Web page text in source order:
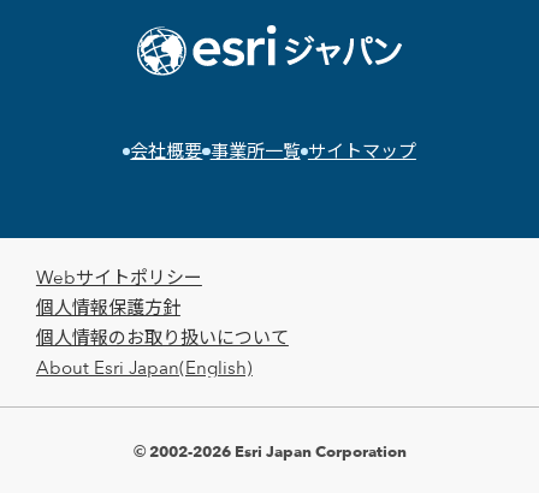
会社概要 事業所一覧 サイトマップ
Webサイトポリシー
個人情報保護方針
個人情報のお取り扱いについて
About Esri Japan(English)
© 2002-2026 Esri Japan Corporation